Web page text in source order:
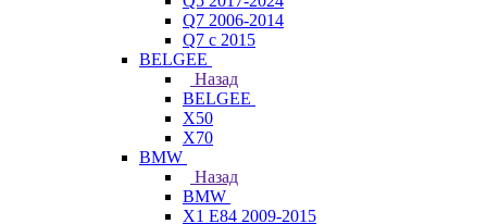
Q7 2006-2014
Q7 с 2015
BELGEE
Назад
BELGEE
X50
X70
BMW
Назад
BMW
X1 E84 2009-2015